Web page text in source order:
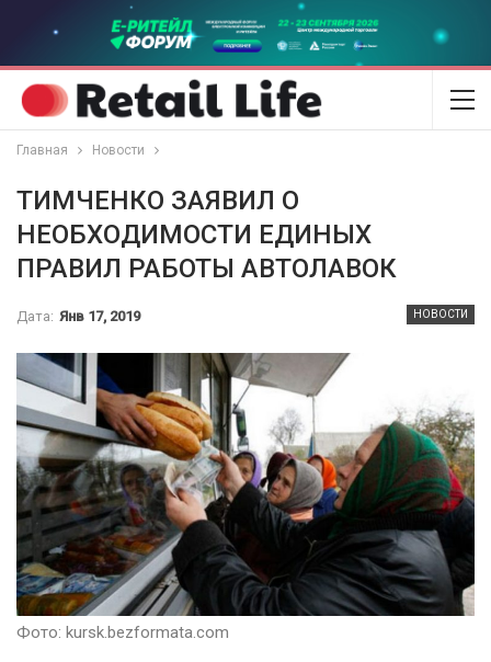
Главная Новости
ТИМЧЕНКО ЗАЯВИЛ О
НЕОБХОДИМОСТИ ЕДИНЫХ
ПРАВИЛ РАБОТЫ АВТОЛАВОК
НОВОСТИ
Дата: Янв 17, 2019
Фото: kursk.bezformata.com